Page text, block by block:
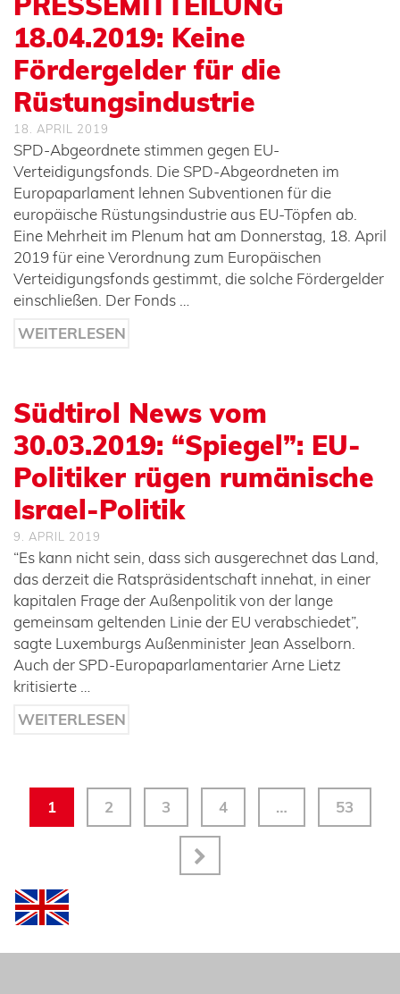
18.04.2019: Keine
Fördergelder für die
Rüstungsindustrie
18. APRIL 2019
SPD-Abgeordnete stimmen gegen EU-
Verteidigungsfonds. Die SPD-Abgeordneten im
Europaparlament lehnen Subventionen für die
europäische Rüstungsindustrie aus EU-Töpfen ab.
Eine Mehrheit im Plenum hat am Donnerstag, 18. April
2019 für eine Verordnung zum Europäischen
Verteidigungsfonds gestimmt, die solche Fördergelder
einschließen. Der Fonds …
WEITERLESEN
Südtirol News vom
30.03.2019: “Spiegel”: EU-
Politiker rügen rumänische
Israel-Politik
9. APRIL 2019
“Es kann nicht sein, dass sich ausgerechnet das Land,
das derzeit die Ratspräsidentschaft innehat, in einer
kapitalen Frage der Außenpolitik von der lange
gemeinsam geltenden Linie der EU verabschiedet”,
sagte Luxemburgs Außenminister Jean Asselborn.
Auch der SPD-Europaparlamentarier Arne Lietz
kritisierte …
WEITERLESEN
1 2 3 4 … 53